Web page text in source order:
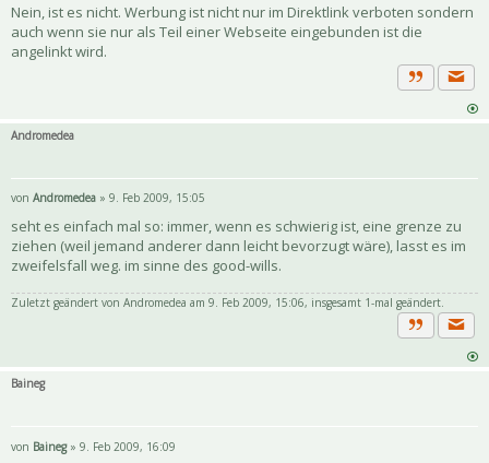
Nein, ist es nicht. Werbung ist nicht nur im Direktlink verboten sondern
auch wenn sie nur als Teil einer Webseite eingebunden ist die
angelinkt wird.
Zitat
Andromedea
von Andromedea » 9. Feb 2009, 15:05
seht es einfach mal so: immer, wenn es schwierig ist, eine grenze zu
ziehen (weil jemand anderer dann leicht bevorzugt wäre), lasst es im
zweifelsfall weg. im sinne des good-wills.
Zuletzt geändert von Andromedea am 9. Feb 2009, 15:06, insgesamt 1-mal geändert.
Zitat
Baineg
von Baineg» 9. Feb 2009, 16:09